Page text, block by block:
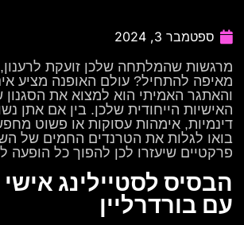
ספטמבר 3, 2024
מרגשות שהמלתחה שלכן זועקת
מאיפה להתחיל? עולם האופנה מציע
והאתגר האמיתי הוא למצוא את
האישיות הייחודית שלכן. בין אם אתן
דינמיות, אימהות עסוקות או פשוט
בואו לגלות את הטרנדים החמים של
פרקטיים שיעזרו לכן להפוך כל הופעה
הבסיס לסטיילינג
עם בורדרליין